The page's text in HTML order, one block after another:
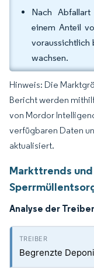
Nach
einem Anteil
voraussichtlich
wachsen.
Hinweis: Die
Bericht werden
von Mordor
verfügbaren Daten
aktualisiert.
Markttrends
Analyse der
Begrenzte